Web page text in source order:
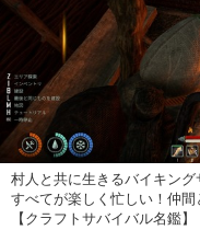
村人と共に生きるバイキン
すべてが楽しく忙しい！仲
【クラフトサバイバル名鑑】